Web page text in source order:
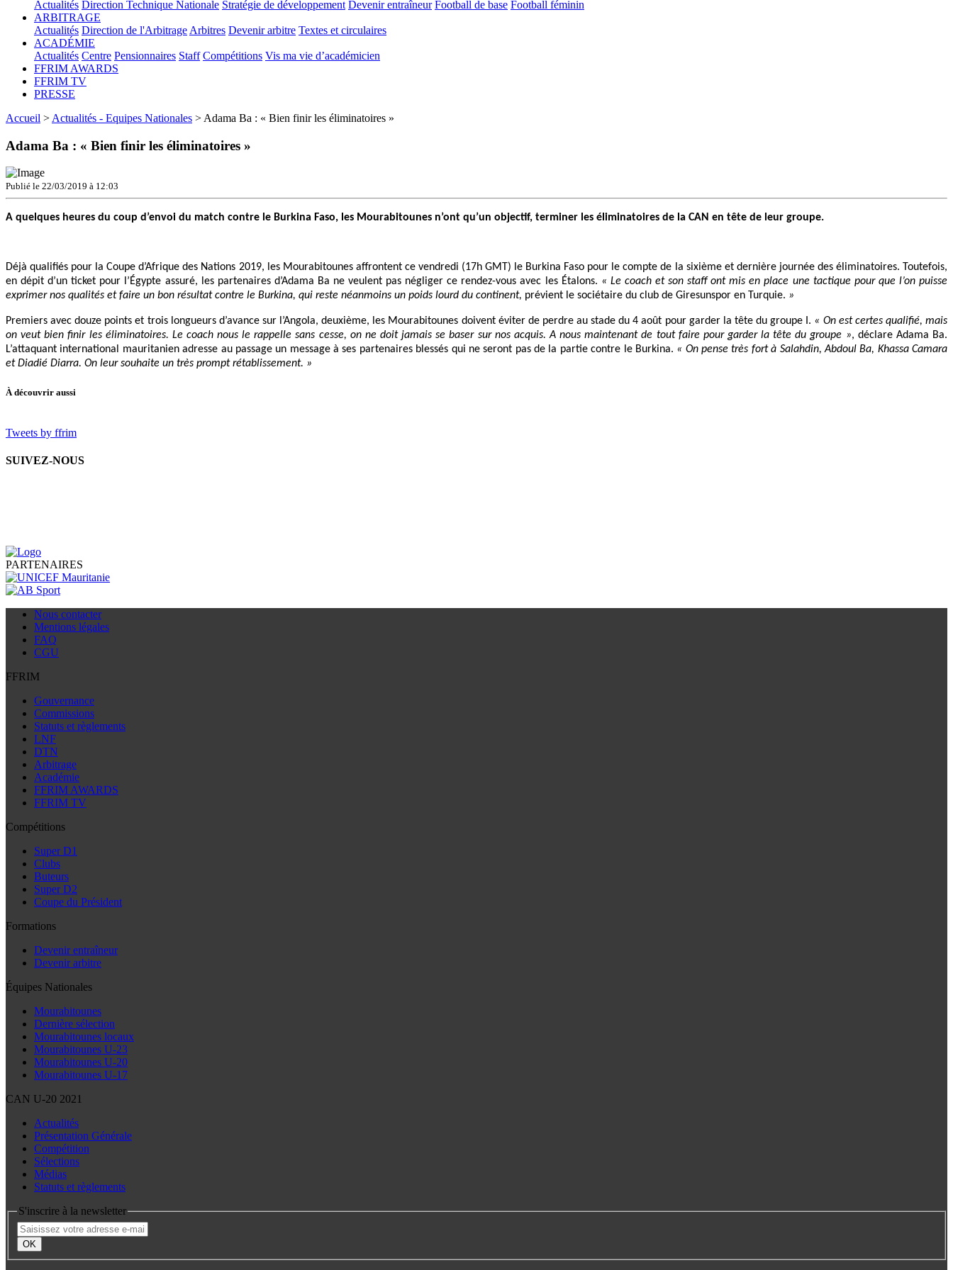
Actualités Direction Technique Nationale Stratégie de développement Devenir entraîneur Football de base Football féminin
ARBITRAGE
Actualités Direction de l'Arbitrage Arbitres Devenir arbitre Textes et circulaires
ACADÉMIE
Actualités Centre Pensionnaires Staff Compétitions Vis ma vie d’académicien
FFRIM AWARDS
FFRIM TV
PRESSE
Accueil > Actualités - Equipes Nationales > Adama Ba : « Bien finir les éliminatoires »
Adama Ba : « Bien finir les éliminatoires »
Publié le 22/03/2019 à 12:03
A quelques heures du coup d’envoi du match contre le Burkina Faso, les Mourabitounes n’ont qu’un objectif, terminer les éliminatoires de la CAN en tête de leur groupe.
Déjà qualifiés pour la Coupe d’Afrique des Nations 2019, les Mourabitounes affrontent ce vendredi (17h GMT) le Burkina Faso pour le compte de la sixième et dernière journée des éliminatoires. Toutefois,
en dépit d’un ticket pour l’Égypte assuré, les partenaires d’Adama Ba ne veulent pas négliger ce rendez-vous avec les Étalons. « Le coach et son staff ont mis en place une tactique pour que l’on puisse
exprimer nos qualités et faire un bon résultat contre le Burkina, qui reste néanmoins un poids lourd du continent, prévient le sociétaire du club de Giresunspor en Turquie. »
Premiers avec douze points et trois longueurs d’avance sur l’Angola, deuxième, les Mourabitounes doivent éviter de perdre au stade du 4 août pour garder la tête du groupe I. « On est certes qualifié, mais
on veut bien finir les éliminatoires. Le coach nous le rappelle sans cesse, on ne doit jamais se baser sur nos acquis. A nous maintenant de tout faire pour garder la tête du groupe », déclare Adama Ba.
L’attaquant international mauritanien adresse au passage un message à ses partenaires blessés qui ne seront pas de la partie contre le Burkina. « On pense très fort à Salahdin, Abdoul Ba, Khassa Camara
et Diadié Diarra. On leur souhaite un très prompt rétablissement. »
À découvrir aussi
Tweets by ffrim
SUIVEZ-NOUS
PARTENAIRES
Nous contacter
Mentions légales
FAQ
CGU
FFRIM
Gouvernance
Commissions
Statuts et règlements
LNF
DTN
Arbitrage
Académie
FFRIM AWARDS
FFRIM TV
Compétitions
Super D1
Clubs
Buteurs
Super D2
Coupe du Président
Formations
Devenir entraîneur
Devenir arbitre
Équipes Nationales
Mourabitounes
Dernière sélection
Mourabitounes locaux
Mourabitounes U-23
Mourabitounes U-20
Mourabitounes U-17
CAN U-20 2021
Actualités
Présentation Générale
Compétition
Sélections
Médias
Statuts et règlements
S'inscrire à la newsletter